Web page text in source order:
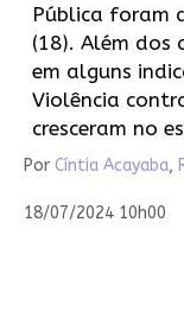
Pública foram
(18). Além dos
em alguns
Violência
cresceram no
Por Cíntia Acayaba,
18/07/2024 10h00